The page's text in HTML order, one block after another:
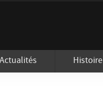
Actualités Histoire